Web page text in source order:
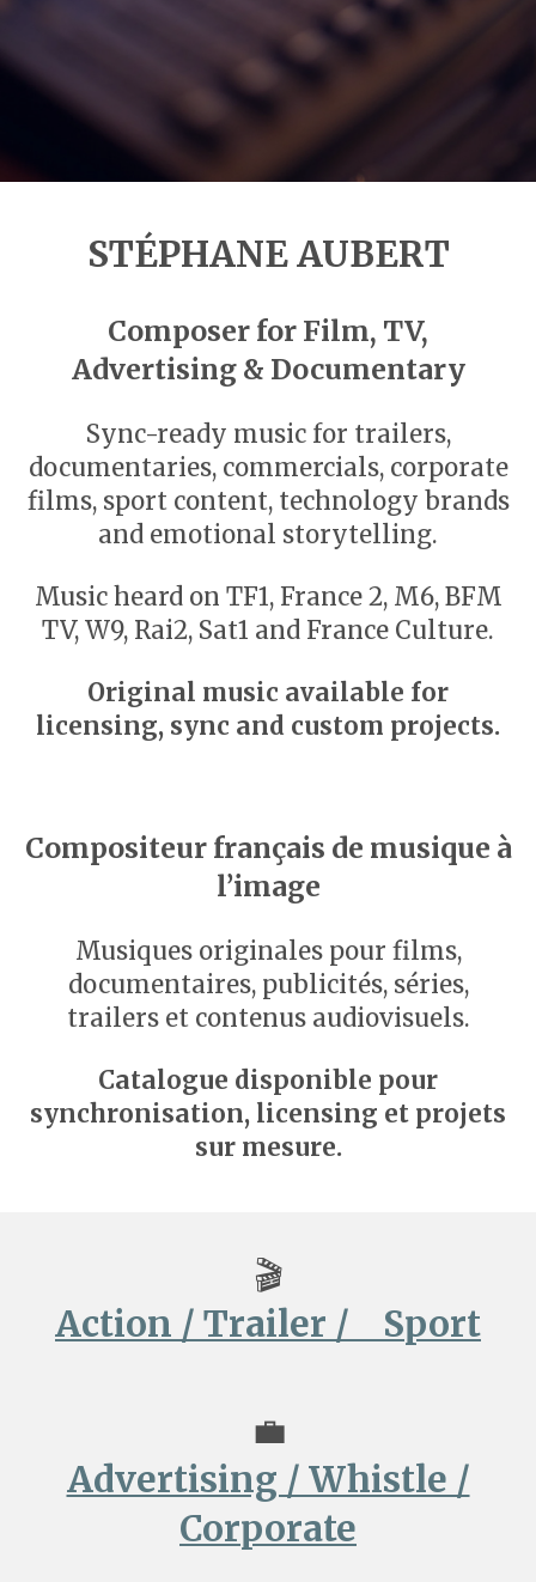
STÉPHANE AUBERT
Composer for Film, TV,
Advertising & Documentary
Sync-ready music for trailers,
documentaries, commercials, corporate
films, sport content, technology brands
and emotional storytelling.
Music heard on TF1, France 2, M6, BFM
TV, W9, Rai2, Sat1 and France Culture.
Original music available for
licensing, sync and custom projects.
Compositeur français de musique à
l’image
Musiques originales pour films,
documentaires, publicités, séries,
trailers et contenus audiovisuels.
Catalogue disponible pour
synchronisation, licensing et projets
sur mesure.
🎬
Action / Trailer / Sport
💼
Advertising / Whistle /
Corporate